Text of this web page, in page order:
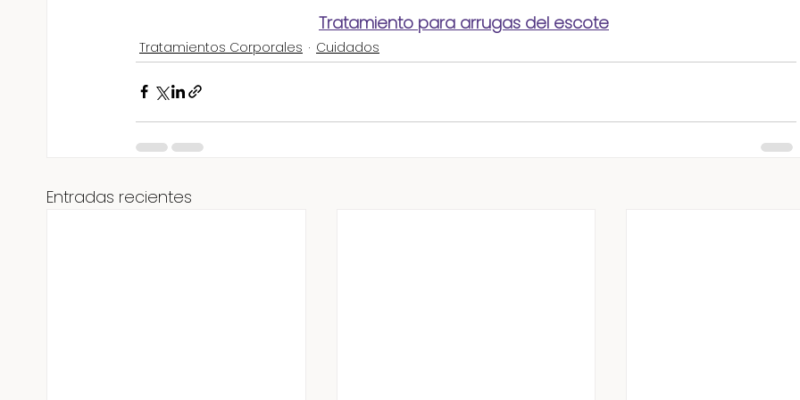
Tratamiento para arrugas del escote
Tratamientos Corporales Cuidados
Entradas recientes